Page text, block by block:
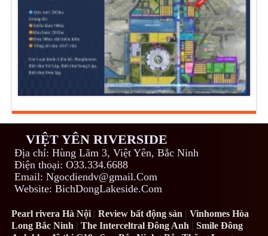
VIỆT YÊN RIVERSIDE
Địa chỉ: Hùng Lãm 3, Việt Yên, Bắc Ninh
Điện thoại: O33.334.6688
Email: Ngocdiendv@gmail.Com
Website: BichDongLakeside.Com
Pearl rivera Hà Nội |Review bất động sản |Vinhomes Hòa
Long Bắc Ninh |The Interceltral Đông Anh |Smile Đông